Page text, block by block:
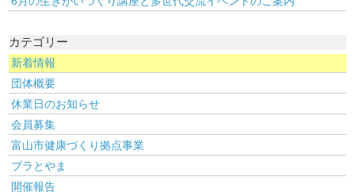
カテゴリー
新着情報
団体概要
休業日のお知らせ
会員募集
富山市健康づくり拠点事業
ブラとやま
開催報告